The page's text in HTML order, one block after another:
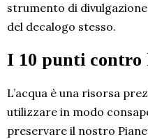
strumento di
del decalogo stesso.
I 10 punti contro
L’acqua è una risorsa
utilizzare in modo
preservare il nostro